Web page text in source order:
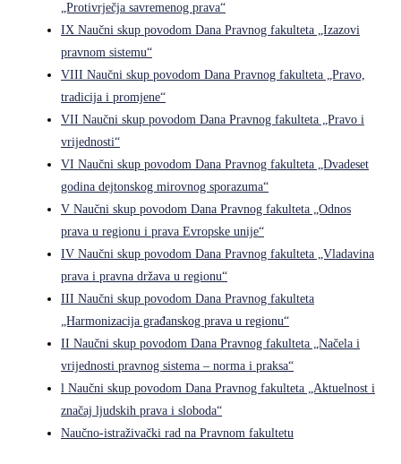
„Protivrječja savremenog prava“
IX Naučni skup povodom Dana Pravnog fakulteta „Izazovi
pravnom sistemu“
VIII Naučni skup povodom Dana Pravnog fakulteta „Pravo,
tradicija i promjene“
VII Naučni skup povodom Dana Pravnog fakulteta „Pravo i
vrijednosti“
VI Naučni skup povodom Dana Pravnog fakulteta „Dvadeset
godina dejtonskog mirovnog sporazuma“
V Naučni skup povodom Dana Pravnog fakulteta „Odnos
prava u regionu i prava Evropske unije“
IV Naučni skup povodom Dana Pravnog fakulteta „Vladavina
prava i pravna država u regionu“
III Naučni skup povodom Dana Pravnog fakulteta
„Harmonizacija građanskog prava u regionu“
II Naučni skup povodom Dana Pravnog fakulteta „Načela i
vrijednosti pravnog sistema – norma i praksa“
l Naučni skup povodom Dana Pravnog fakulteta „Aktuelnost i
značaj ljudskih prava i sloboda“
Naučno-istraživački rad na Pravnom fakultetu